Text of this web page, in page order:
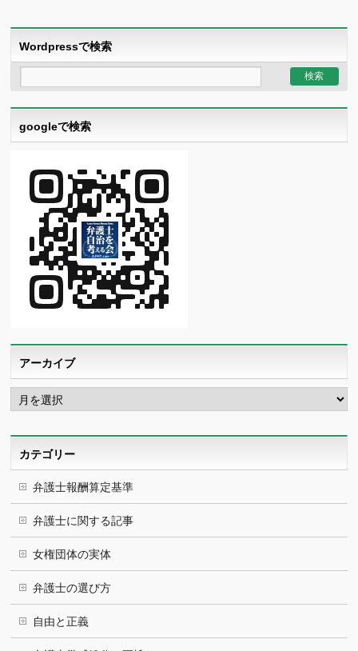
Wordpressで検索
googleで検索
アーカイブ
ア
ー
カ
カテゴリー
弁護士報酬算定基準
弁護士に関する記事
女権団体の実体
弁護士の選び方
自由と正義